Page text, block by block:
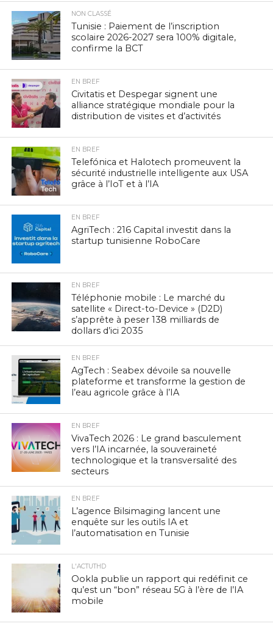
NON CLASSÉ
Tunisie : Paiement de l’inscription
scolaire 2026-2027 sera 100% digitale,
confirme la BCT
EN BREF
Civitatis et Despegar signent une
alliance stratégique mondiale pour la
distribution de visites et d’activités
EN BREF
Telefónica et Halotech promeuvent la
sécurité industrielle intelligente aux USA
grâce à l’IoT et à l’IA
EN BREF
AgriTech : 216 Capital investit dans la
startup tunisienne RoboCare
EN BREF
Téléphonie mobile : Le marché du
satellite « Direct-to-Device » (D2D)
s’apprête à peser 138 milliards de
dollars d’ici 2035
EN BREF
AgTech : Seabex dévoile sa nouvelle
plateforme et transforme la gestion de
l’eau agricole grâce à l’IA
EN BREF
VivaTech 2026 : Le grand basculement
vers l’IA incarnée, la souveraineté
technologique et la transversalité des
secteurs
EN BREF
L’agence Bilsimaging lancent une
enquête sur les outils IA et
l’automatisation en Tunisie
L'ACTUTHD
Ookla publie un rapport qui redéfinit ce
qu’est un “bon” réseau 5G à l’ère de l’IA
mobile